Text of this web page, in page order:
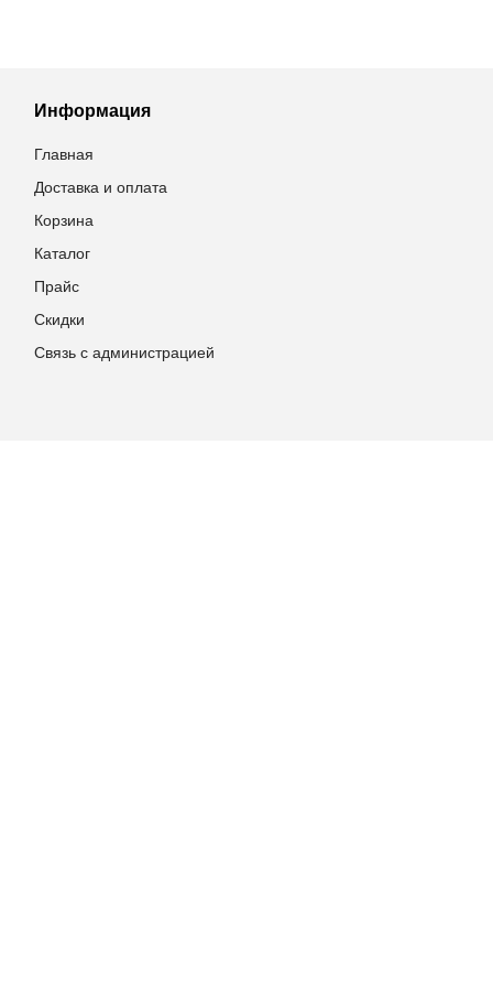
Информация
Главная
Доставка и оплата
Корзина
Каталог
Прайс
Скидки
Связь с администрацией